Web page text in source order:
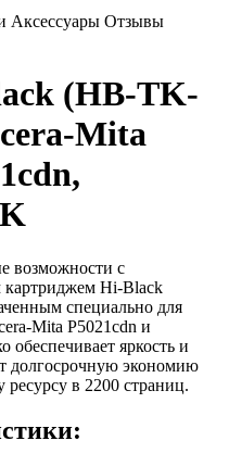
Аксессуары Отзывы
(HB-TK-
Mita
возможности с
Hi-Black
специально для
Mita P5021cdn и
обеспечивает яркость и
долгосрочную экономию
в 2200 страниц.